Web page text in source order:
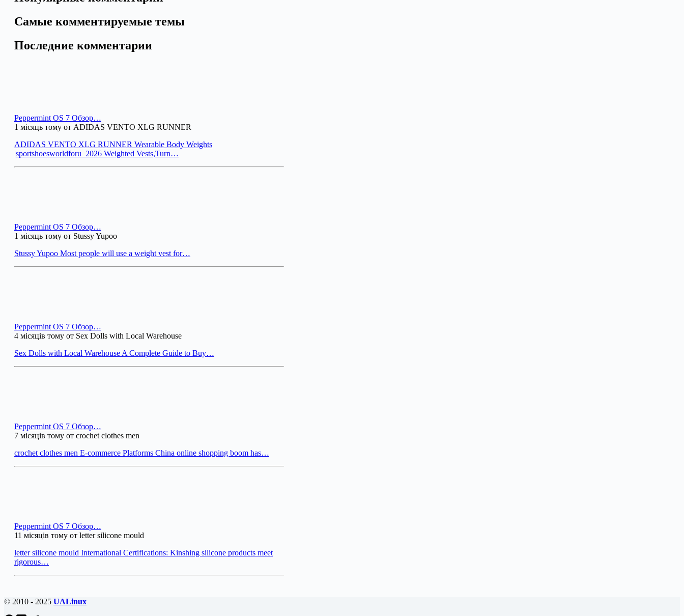
Самые комментируемые темы
Последние комментарии
Peppermint OS 7 Обзор…
1 місяць тому от ADIDAS VENTO XLG RUNNER
ADIDAS VENTO XLG RUNNER Wearable Body Weights
|sportshoesworldforu_2026 Weighted Vests,Turn…
Peppermint OS 7 Обзор…
1 місяць тому от Stussy Yupoo
Stussy Yupoo Most people will use a weight vest for…
Peppermint OS 7 Обзор…
4 місяців тому от Sex Dolls with Local Warehouse
Sex Dolls with Local Warehouse A Complete Guide to Buy…
Peppermint OS 7 Обзор…
7 місяців тому от crochet clothes men
crochet clothes men E-commerce Platforms China online shopping boom has…
Peppermint OS 7 Обзор…
11 місяців тому от letter silicone mould
letter silicone mould International Certifications: Kinshing silicone products meet
rigorous…
© 2010 - 2025 UALinux